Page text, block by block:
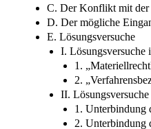
C. Der Konflikt mit der
D. Der mögliche
E. Lösungsversuche
I. Lösungsversuche
1.
2.
II.
1. Unterbindung
2. Unterbindung